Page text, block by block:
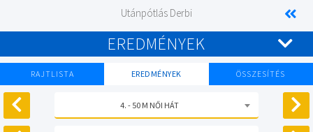
Utánpótlás Derbi
EREDMÉNYEK
RAJTLISTA EREDMÉNYEK ÖSSZESÍTÉS
4. - 50 M NŐI HÁT